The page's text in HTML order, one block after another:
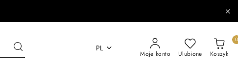
PL
Moje konto Ulubione Koszyk
0